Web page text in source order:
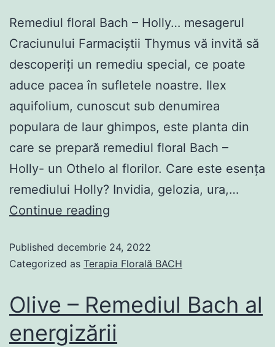
Remediul floral Bach – Holly… mesagerul
Craciunului Farmaciștii Thymus vă invită să
descoperiți un remediu special, ce poate
aduce pacea în sufletele noastre. Ilex
aquifolium, cunoscut sub denumirea
populara de laur ghimpos, este planta din
care se prepară remediul floral Bach –
Holly- un Othelo al florilor. Care este esența
remediului Holly? Invidia, gelozia, ura,…
Continue reading
Published decembrie 24, 2022
Categorized as Terapia Florală BACH
Olive – Remediul Bach al
energizării